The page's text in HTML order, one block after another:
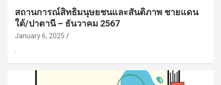
สถานการณ์สิทธิมนุษยชนและสันติภาพ ชายแดน
ใต้/ปาตานี – ธันวาคม 2567
January 6, 2025
.